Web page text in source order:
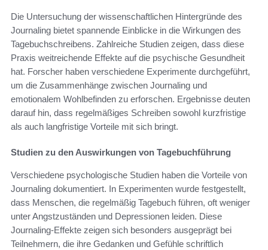
Die Untersuchung der wissenschaftlichen Hintergründe des
Journaling bietet spannende Einblicke in die Wirkungen des
Tagebuchschreibens. Zahlreiche Studien zeigen, dass diese
Praxis weitreichende Effekte auf die psychische Gesundheit
hat. Forscher haben verschiedene Experimente durchgeführt,
um die Zusammenhänge zwischen Journaling und
emotionalem Wohlbefinden zu erforschen. Ergebnisse deuten
darauf hin, dass regelmäßiges Schreiben sowohl kurzfristige
als auch langfristige Vorteile mit sich bringt.
Studien zu den Auswirkungen von Tagebuchführung
Verschiedene psychologische Studien haben die Vorteile von
Journaling dokumentiert. In Experimenten wurde festgestellt,
dass Menschen, die regelmäßig Tagebuch führen, oft weniger
unter Angstzuständen und Depressionen leiden. Diese
Journaling-Effekte zeigen sich besonders ausgeprägt bei
Teilnehmern, die ihre Gedanken und Gefühle schriftlich